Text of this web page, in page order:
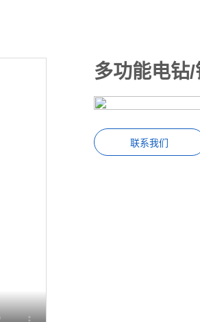
多功能电钻
联系我们